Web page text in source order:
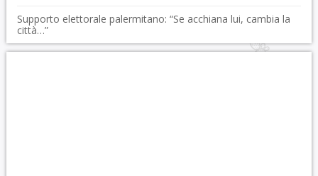
Supporto elettorale palermitano: “Se acchiana lui, cambia la
città…”